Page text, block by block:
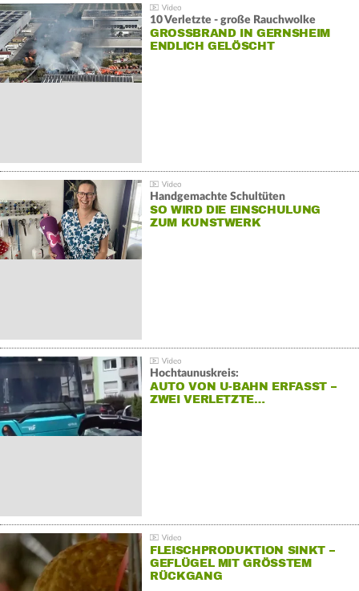
10 Verletzte - große Rauchwolke
GROSSBRAND IN GERNSHEIM E
NDLICH GELÖSCHT
Handgemachte Schultüten
SO WIRD DIE EINSCHULUNG
ZUM KUNSTWERK
Hochtaunuskreis:
AUTO VON U-BAHN ERFASST –
ZWEI VERLETZTE…
FLEISCHPRODUKTION SINKT –
GEFLÜGEL MIT GRÖSSTEM R
ÜCKGANG